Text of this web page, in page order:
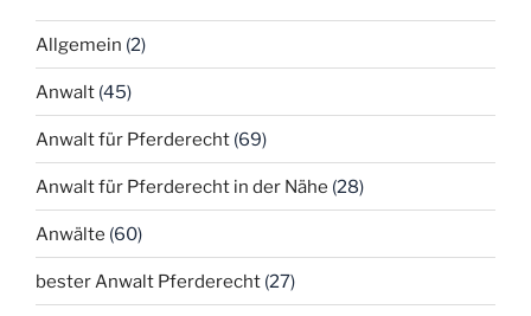
Allgemein (2)
Anwalt (45)
Anwalt für Pferderecht (69)
Anwalt für Pferderecht in der Nähe (28)
Anwälte (60)
bester Anwalt Pferderecht (27)